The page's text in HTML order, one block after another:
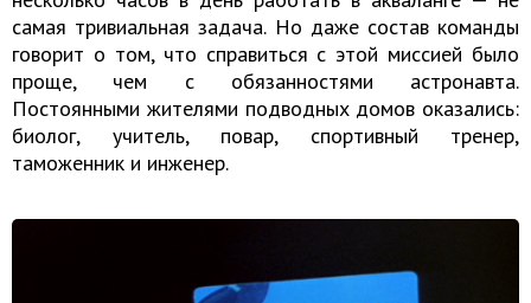
самая тривиальная задача. Но даже состав команды
говорит о том, что справиться с этой миссией было
проще, чем с обязанностями астронавта.
Постоянными жителями подводных домов оказались:
биолог, учитель, повар, спортивный тренер,
таможенник и инженер.